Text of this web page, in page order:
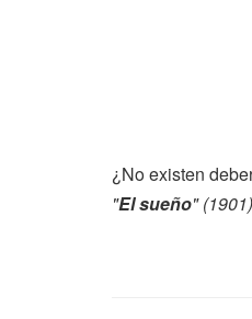
¿No existen
"El sueño" (1901)